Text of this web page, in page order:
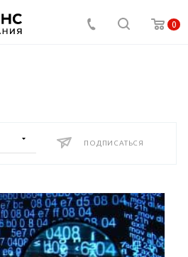
0
ПОДПИСАТЬСЯ